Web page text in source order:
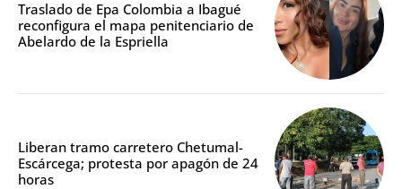
Traslado de Epa Colombia a Ibagué
reconfigura el mapa penitenciario de
Abelardo de la Espriella
Liberan tramo carretero Chetumal-
Escárcega; protesta por apagón de 24
horas